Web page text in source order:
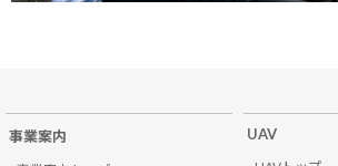
事業案内 UAV